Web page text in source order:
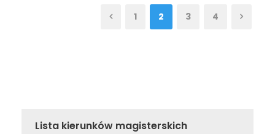
1 2 3 4
Lista kierunków magisterskich